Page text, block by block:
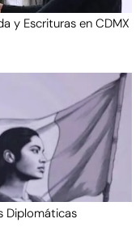
y Escrituras en CDMX
Diplomáticas